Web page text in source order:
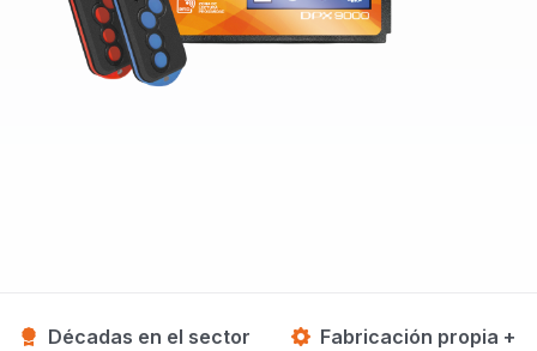
Décadas en el sector
Fabricación propia +